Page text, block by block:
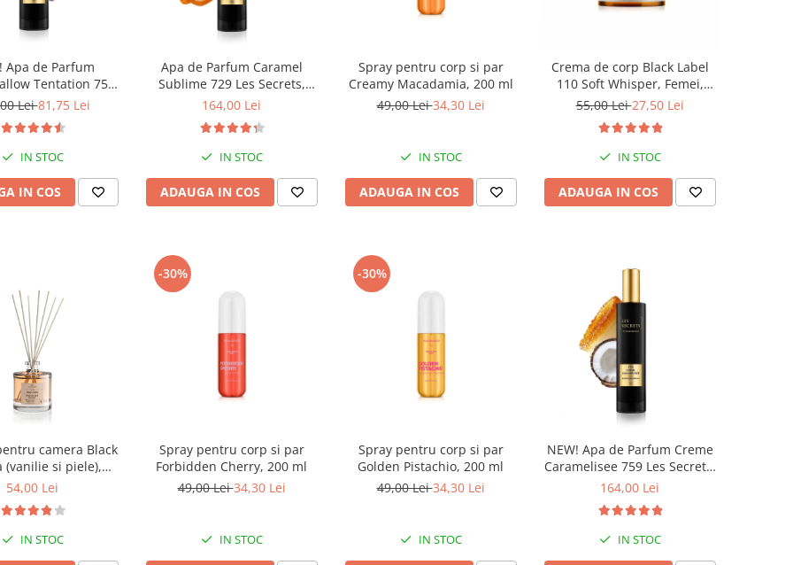
Apa de Parfum
Tentation 758
Unisex, 50 ml,
Lei81,75 Lei
IN STOC
IN COS
Apa de Parfum Caramel
Sublime 729 Les Secrets,
Unisex, 100 ml, Equivalenza
164,00 Lei
IN STOC
ADAUGA IN COS
Spray pentru corp si par
Creamy Macadamia, 200 ml
49,00 Lei34,30 Lei
IN STOC
ADAUGA IN COS
Crema de corp Black Label
110 Soft Whisper, Femei,
Equivalenza, 250 ml
55,00 Lei27,50 Lei
IN STOC
ADAUGA IN COS
camera Black
(vanilie si piele),
50 ml
54,00 Lei
IN STOC
-30%
Spray pentru corp si par
Forbidden Cherry, 200 ml
49,00 Lei34,30 Lei
IN STOC
-30%
Spray pentru corp si par
Golden Pistachio, 200 ml
49,00 Lei34,30 Lei
IN STOC
NEW! Apa de Parfum Creme
Caramelisee 759 Les Secrets,
Unisex, 100 ml, Equivalenza
164,00 Lei
IN STOC